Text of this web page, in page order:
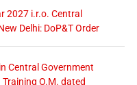
2027 i.r.o. Central
Delhi: DoP&T Order
Central Government
O.M. dated